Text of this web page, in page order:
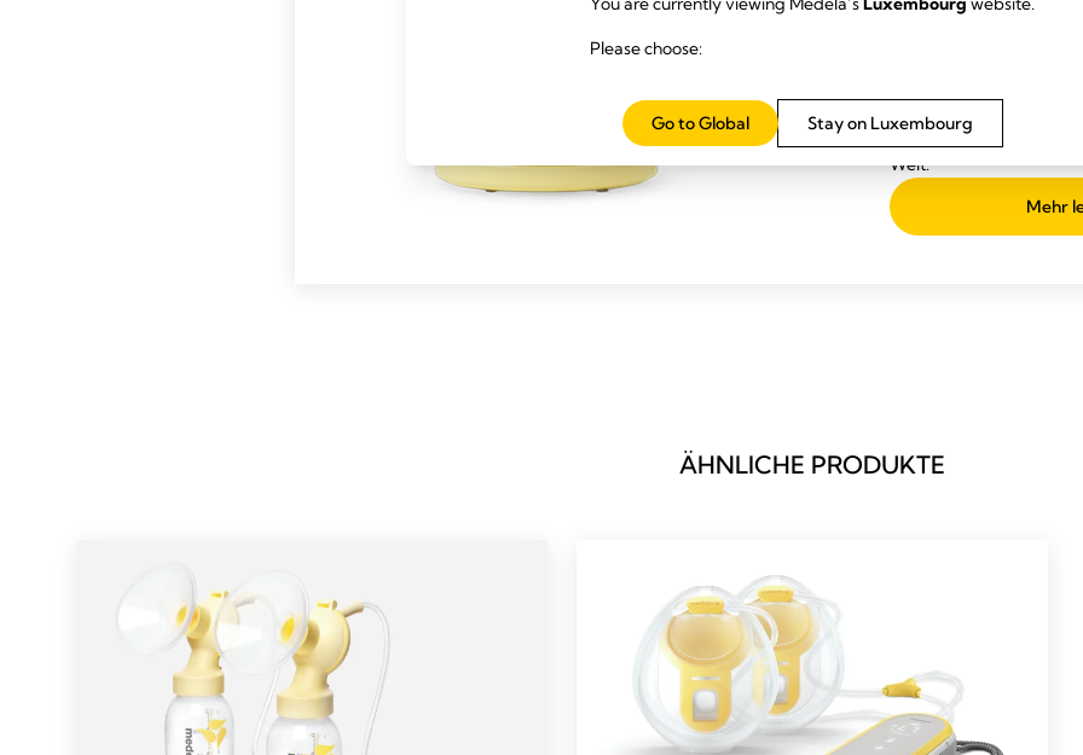
Krankenhäusern und
Hebammen und
Welt.
Mehr
ÄHNLICHE PRODUKTE
Please choose:
Stay on Luxembourg
Go to Global